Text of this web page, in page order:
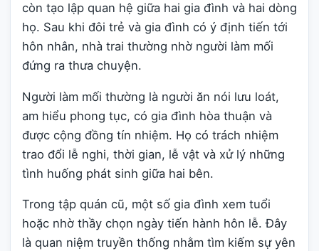
còn tạo lập quan hệ giữa hai gia đình và hai dòng
họ. Sau khi đôi trẻ và gia đình có ý định tiến tới
hôn nhân, nhà trai thường nhờ người làm mối
đứng ra thưa chuyện.
Người làm mối thường là người ăn nói lưu loát,
am hiểu phong tục, có gia đình hòa thuận và
được cộng đồng tín nhiệm. Họ có trách nhiệm
trao đổi lễ nghi, thời gian, lễ vật và xử lý những
tình huống phát sinh giữa hai bên.
Trong tập quán cũ, một số gia đình xem tuổi
hoặc nhờ thầy chọn ngày tiến hành hôn lễ. Đây
là quan niệm truyền thống nhằm tìm kiếm sự yên